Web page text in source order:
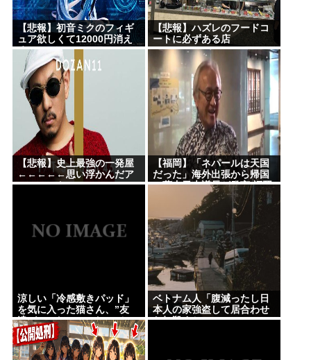
【悲報】初音ミクのフィギ
ュア欲しくて12000円消え
る
【悲報】ハズレのフードコ
ートに必ずある店
【悲報】史上最強の一発屋
←←←←←思い浮かんだア
ーティスト
【福岡】「ネパールは天国
だった」海外出張から帰国
の蔵内勇夫議長が発言 福岡
県議会に姿見せる “金銭授
受”疑惑は第三者委員会設置
へ
涼しい「冷感敷きパッド」
を気に入った猫さん、”友
達”をヨイショヨイショとご
招待、毛づくろいでおもて
なし
ベトナム人「腹減ったし日
本人の家強盗して居合わせ
た奴殺すか」